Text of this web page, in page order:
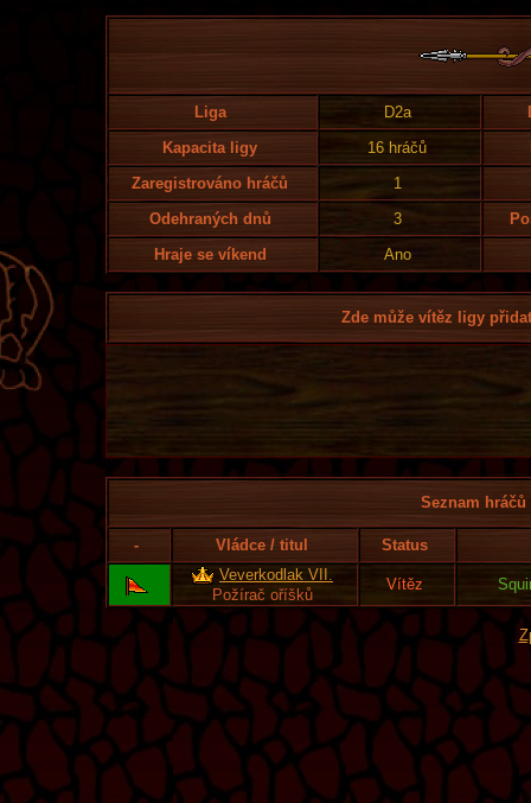
Liga D2a
Kapacita ligy
16 hráčů
Zaregistrováno hráčů
1
Odehraných dnů
3
Hraje se víkend
Ano
Zde může vítěz ligy
Seznam
- Vládce / titul
Status
Veverkodlak VII.
Požírač oříšků
Vítěz